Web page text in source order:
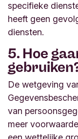
specifieke
heeft geen
diensten.
5. Hoe
De wetgeving
van
meer